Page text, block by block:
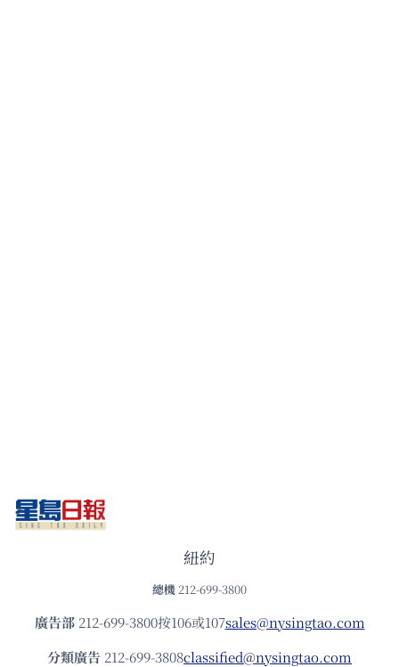
紐約
總機 212-699-3800
廣告部212-699-3800按106或107sales@nysingtao.com
分類廣告 212-699-3808classified@nysingtao.com